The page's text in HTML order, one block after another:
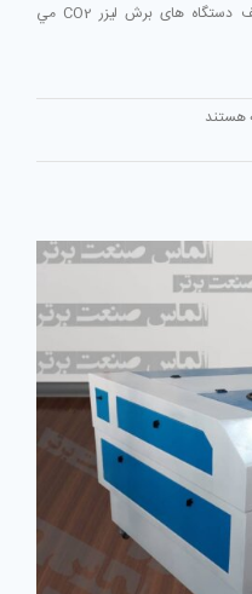
در اين مبحث، به بررسي کاربردهای مختلف دستگاه های برش لیزر CO2 مي
هستند